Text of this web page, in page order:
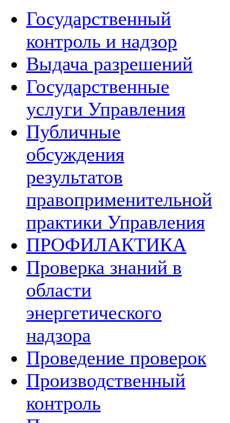
Государственный
контроль и надзор
Выдача разрешений
Государственные
услуги Управления
Публичные
обсуждения
результатов
правоприменительной
практики Управления
ПРОФИЛАКТИКА
Проверка знаний в
области
энергетического
надзора
Проведение проверок
Производственный
контроль